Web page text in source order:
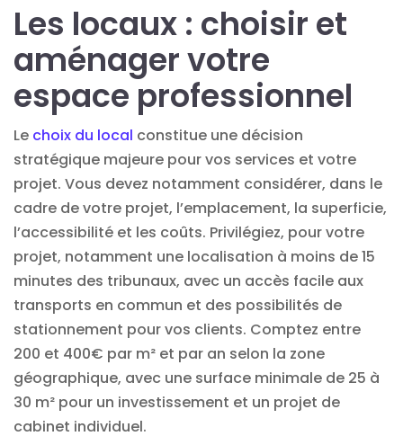
Les locaux : choisir et
aménager votre
espace professionnel
Le choix du local constitue une décision
stratégique majeure pour vos services et votre
projet. Vous devez notamment considérer, dans le
cadre de votre projet, l’emplacement, la superficie,
l’accessibilité et les coûts. Privilégiez, pour votre
projet, notamment une localisation à moins de 15
minutes des tribunaux, avec un accès facile aux
transports en commun et des possibilités de
stationnement pour vos clients. Comptez entre
200 et 400€ par m² et par an selon la zone
géographique, avec une surface minimale de 25 à
30 m² pour un investissement et un projet de
cabinet individuel.